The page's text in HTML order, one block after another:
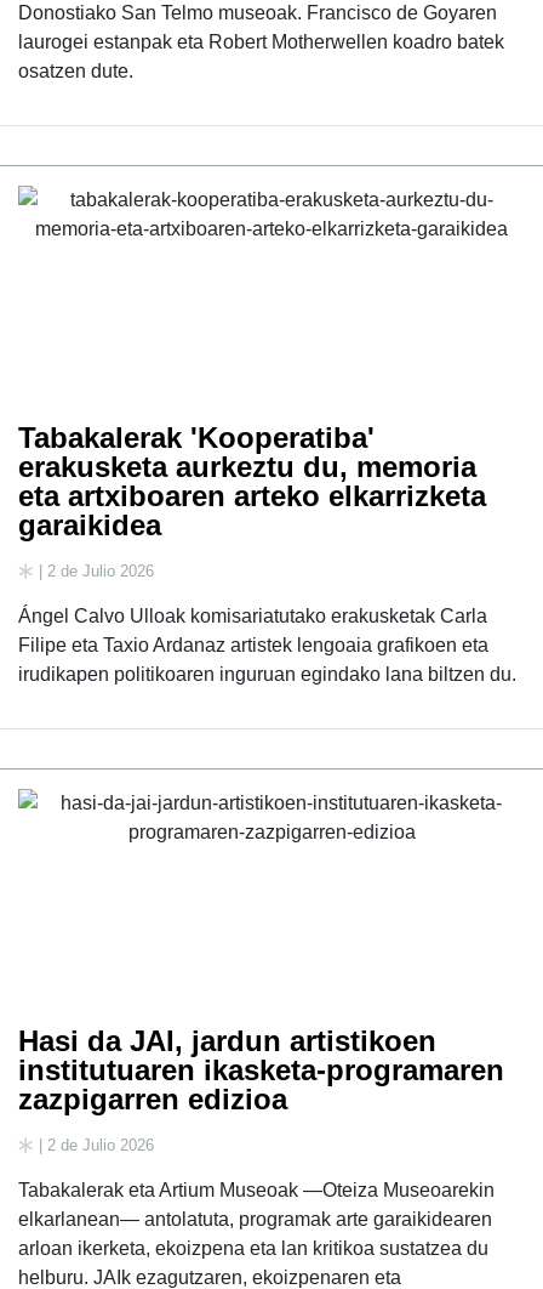
Donostiako San Telmo museoak. Francisco de Goyaren
laurogei estanpak eta Robert Motherwellen koadro batek
osatzen dute.
Tabakalerak 'Kooperatiba'
erakusketa aurkeztu du, memoria
eta artxiboaren arteko elkarrizketa
garaikidea
| 2 de Julio 2026
Ángel Calvo Ulloak komisariatutako erakusketak Carla
Filipe eta Taxio Ardanaz artistek lengoaia grafikoen eta
irudikapen politikoaren inguruan egindako lana biltzen du.
Hasi da JAI, jardun artistikoen
institutuaren ikasketa-programaren
zazpigarren edizioa
| 2 de Julio 2026
Tabakalerak eta Artium Museoak —Oteiza Museoarekin
elkarlanean— antolatuta, programak arte garaikidearen
arloan ikerketa, ekoizpena eta lan kritikoa sustatzea du
helburu. JAIk ezagutzaren, ekoizpenaren eta